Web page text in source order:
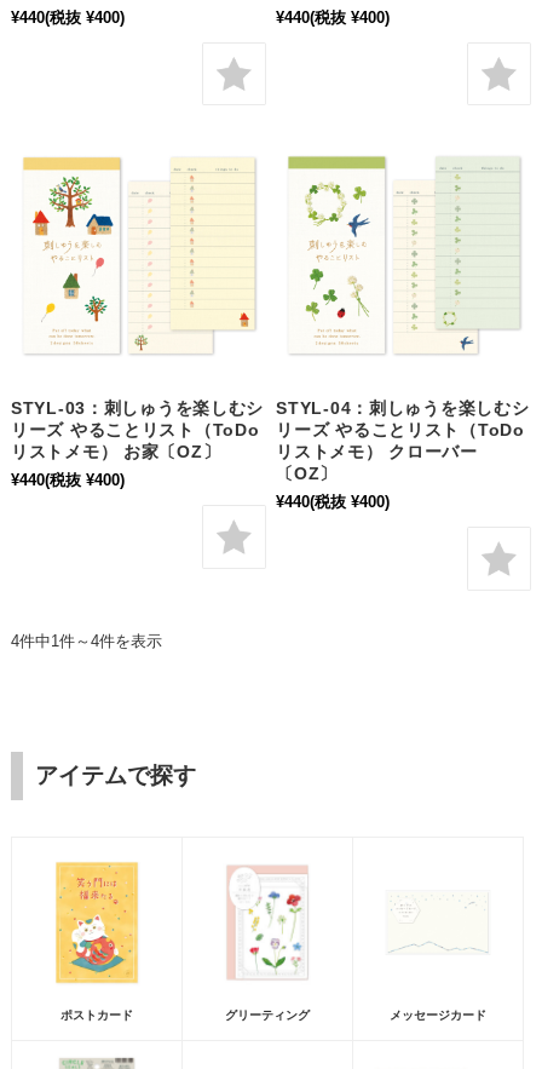
¥440(税抜 ¥400) ¥440(税抜 ¥400)
STYL-03：刺しゅうを楽しむシ
リーズ やることリスト（ToDo
リストメモ） お家〔OZ〕
¥440(税抜 ¥400)
STYL-04：刺しゅうを楽しむシ
リーズ やることリスト（ToDo
リストメモ） クローバー
〔OZ〕
¥440(税抜 ¥400)
4件中1件～4件を表示
アイテムで探す
ポストカード グリーティング メッセージカード